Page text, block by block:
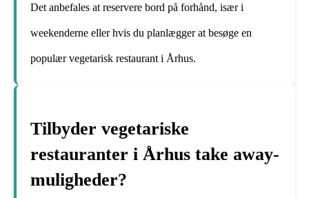
Det anbefales at reservere bord på forhånd, især i
weekenderne eller hvis du planlægger at besøge en
populær vegetarisk restaurant i Århus.
Tilbyder vegetariske
restauranter i Århus take away-
muligheder?